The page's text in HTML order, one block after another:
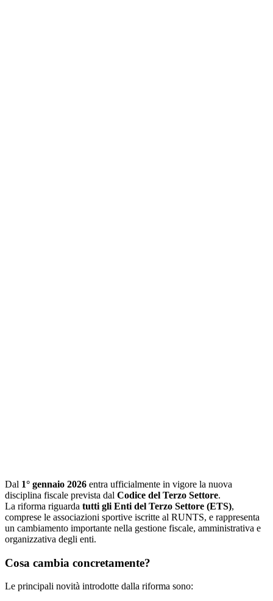
Dal 1° gennaio 2026 entra ufficialmente in vigore la nuova
disciplina fiscale prevista dal Codice del Terzo Settore.
La riforma riguarda tutti gli Enti del Terzo Settore (ETS),
comprese le associazioni sportive iscritte al RUNTS, e rappresenta
un cambiamento importante nella gestione fiscale, amministrativa e
organizzativa degli enti.
Cosa cambia concretamente?
Le principali novità introdotte dalla riforma sono: